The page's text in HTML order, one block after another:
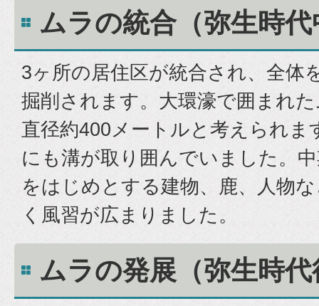
ムラの統合（弥生時
3ヶ所の居住区が統合され、全体
掘削されます。大環濠で囲まれ
直径約400メートルと考えられま
にも溝が取り囲んでいました。
をはじめとする建物、鹿、人物
く風習が広まりました。
ムラの発展（弥生時